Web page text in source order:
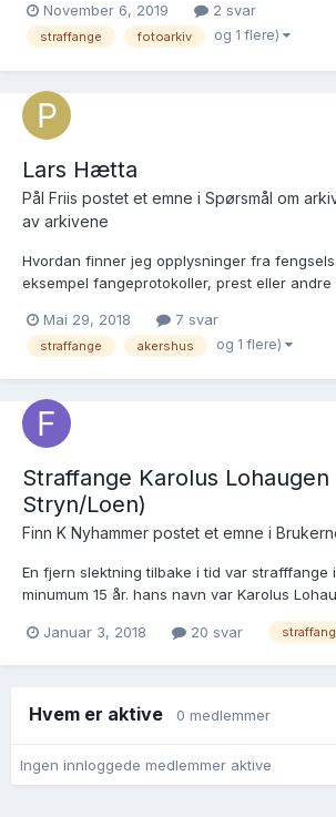
https://www.digitalarkivet.no/census/person/
Jeg lurer på om det finnes arkiver med fang...
November 6, 2019 2 svar
straffange fotoarkiv og 1 flere)
Lars Hætta
Pål Friis postet et emne i Spørsmål om
av arkivene
Hvordan finner jeg opplysninger fra
eksempel fangeprotokoller, prest eller andre
Hilsen Pål Friis
Mai 29, 2018 7 svar
straffange akershus og 1 flere)
Straffange Karolus Lohaugen
Stryn/Loen)
Finn K Nyhammer postet et emne i
En fjern slektning tilbake i tid var strafffange
minumum 15 år. hans navn var Karolus
Hvordan finner jeg best ut av dette. Jeg
Januar 3, 2018 20 svar
Hvem er aktive 0 medlemmer
Ingen innloggede medlemmer aktive